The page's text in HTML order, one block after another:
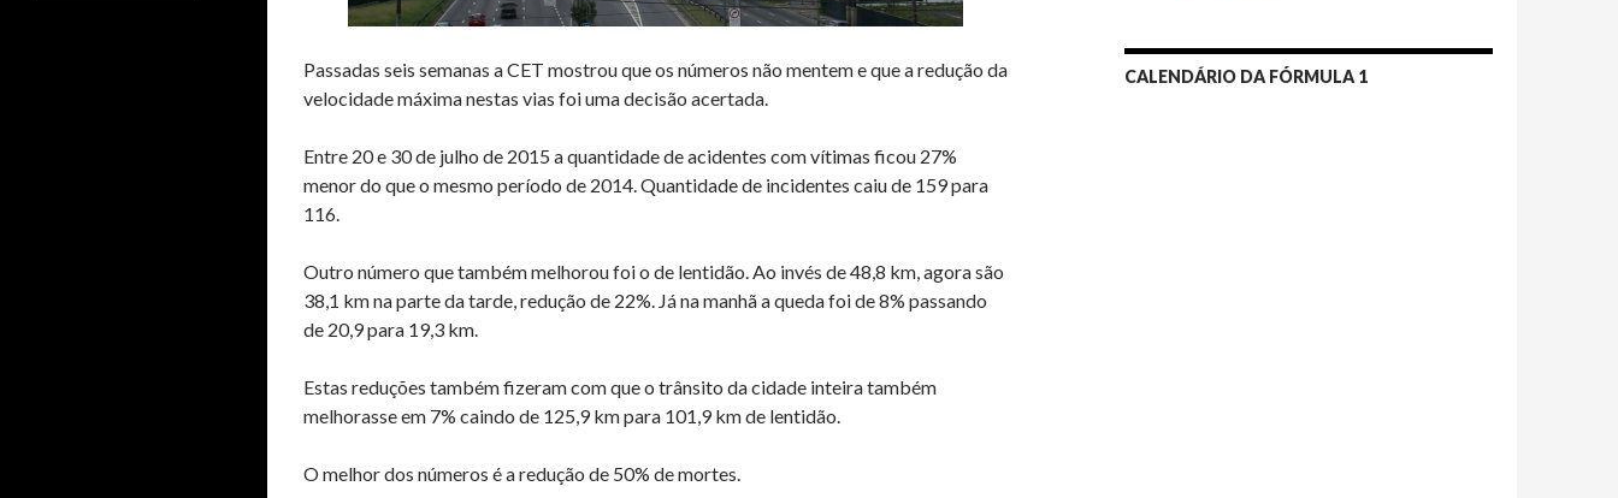
Passadas seis semanas a CET mostrou que os números não mentem e que a redução da
velocidade máxima nestas vias foi uma decisão acertada.
Entre 20 e 30 de julho de 2015 a quantidade de acidentes com vítimas ficou 27%
menor do que o mesmo período de 2014. Quantidade de incidentes caiu de 159 para
116.
Outro número que também melhorou foi o de lentidão. Ao invés de 48,8 km, agora são
38,1 km na parte da tarde, redução de 22%. Já na manhã a queda foi de 8% passando
de 20,9 para 19,3 km.
Estas reduções também fizeram com que o trânsito da cidade inteira também
melhorasse em 7% caindo de 125,9 km para 101,9 km de lentidão.
O melhor dos números é a redução de 50% de mortes.
CALENDÁRIO DA FÓRMULA 1